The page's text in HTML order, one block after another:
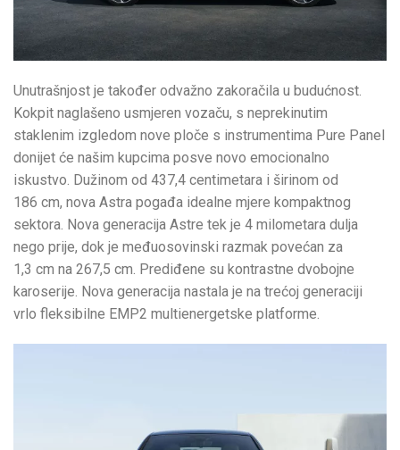
Unutrašnjost je također odvažno zakoračila u budućnost.
Kokpit naglašeno usmjeren vozaču, s neprekinutim
staklenim izgledom nove ploče s instrumentima Pure Panel
donijet će našim kupcima posve novo emocionalno
iskustvo. Dužinom od 437,4 centimetara i širinom od
186 cm, nova Astra pogađa idealne mjere kompaktnog
sektora. Nova generacija Astre tek je 4 milometara dulja
nego prije, dok je međuosovinski razmak povećan za
1,3 cm na 267,5 cm. Prediđene su kontrastne dvobojne
karoserije. Nova generacija nastala je na trećoj generaciji
vrlo fleksibilne EMP2 multienergetske platforme.